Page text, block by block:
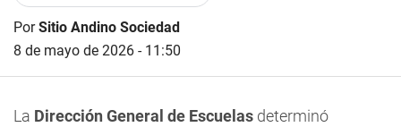
PorSitio Andino Sociedad
8 de mayo de 2026 - 11:50
La Dirección General de Escuelas determinó